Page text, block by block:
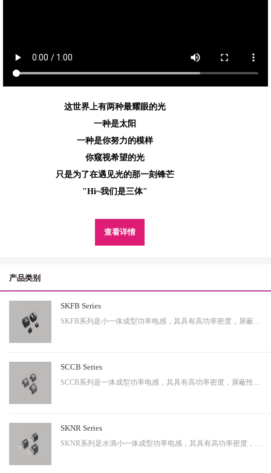
这世界上有两种最耀眼的光
一种是太阳
一种是你努力的模样
你窥视希望的光
只是为了在遇见光的那一刻锋芒
"Hi~我们是三体"
查看详情
产品类别
SKFB Series
SKFB系列是小一体成型功率电感，其具有高功率密度，屏蔽性出色等特性，适用于中大功率。
SCCB Series
SCCB系列是一体成型功率电感，其具有高功率密度，屏蔽性出色等特性，适用于中大功率。
SKNR Series
SKNR系列是水滴小一体成型功率电感，其具有高功率密度，屏蔽性出色等特性，适用于中大功率。